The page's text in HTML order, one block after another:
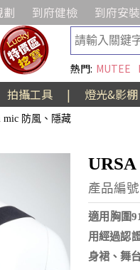
劃 到府健檢 到府安裝
熱門: MUTEE
拍攝工具 | 燈光&影棚
mic 防風、隱藏
產品編
適用胸圍
用經過認
身裙、舞